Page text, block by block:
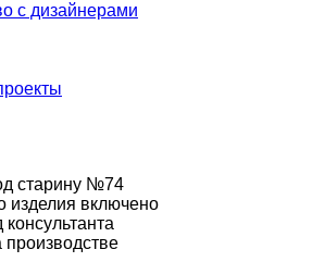
с дизайнерами
старину №74
изделия включено